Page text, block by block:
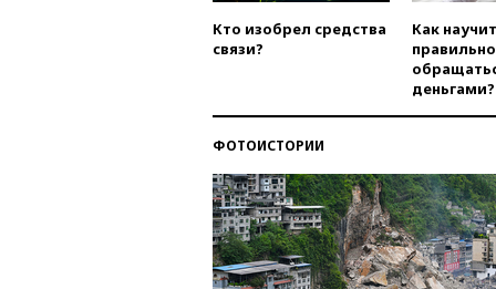
Кто изобрел средства
связи?
Как
правильно
деньгами?
ФОТОИСТОРИИ